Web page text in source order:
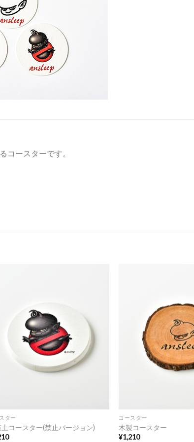
コースターです。
ター
コースター(禁止バージョン)
コースター
木製コースター
¥1,210